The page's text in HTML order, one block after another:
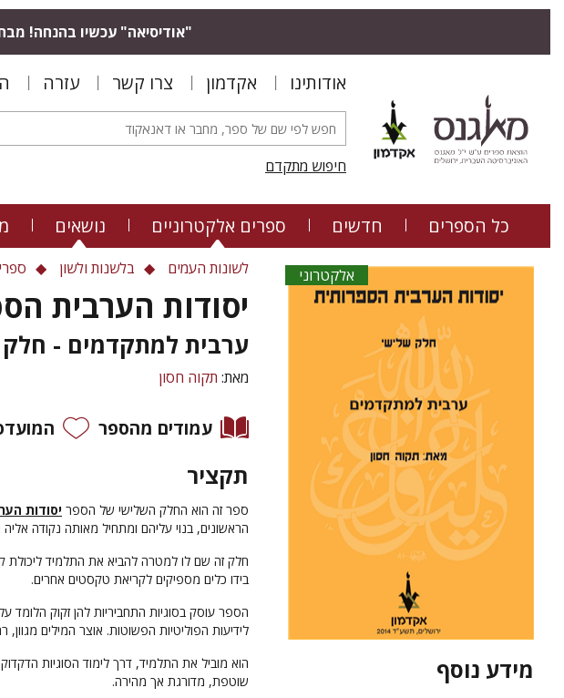
"אודיסיאה" עכשיו בהנחה!
אודותינו אקדמון צרו קשר עזרה
חיפוש מתקדם
כל הספרים חדשים ספרים אלקטרוניים נושאים
אלקטרוני
מידע נוסף
לשונות העמים בלשנות ולשון
יסודות הערבית
ערבית למתקדמים - חלק
מאת: תקוה חסון
עמודים מהספר
תקציר
ספר זה הוא החלק השלישי של הספר יסודות
הראשונים, בנוי עליהם ומתחיל מאותה נקודה
חלק זה שם לו למטרה להביא את התלמיד
בידו כלים מספיקים לקריאת טקסטים אחרים.
הספר עוסק בסוגיות התחביריות להן זקוק
לידיעות הפוליטיות הפשוטות. אוצר המילים
הוא מוביל את התלמיד, דרך לימוד הסוגיות
שוטפת, מדורגת אך מהירה.